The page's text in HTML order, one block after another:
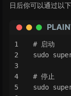
日后你可以通过以
# 启动
sudo
# 停止
sudo